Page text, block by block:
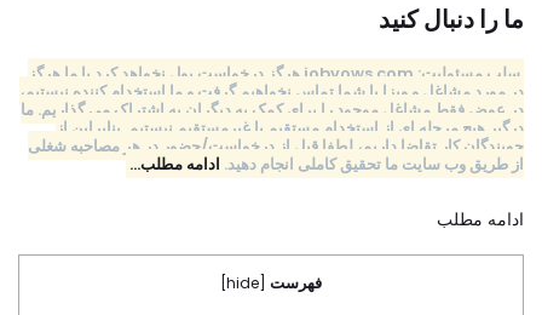
ما را دنبال کنید
سلب مسئولیت: jobvows.com هرگز درخواست پول نخواهد کرد یا ما هرگز
در مورد مشاغل و ویزا با شما تماس نخواهیم گرفت و ما استخدام کننده نیستیم،
در عوض فقط مشاغل موجود را برای کمک به دیگران به اشتراک می گذاریم. ما
درگیر هیچ مرحله ای از استخدام مستقیم یا غیرمستقیم نیستیم. بنابراین از
جویندگان کار تقاضا داریم، لطفا قبل از درخواست/حضور در هر مصاحبه شغلی
از طریق وب سایت ما تحقیق کاملی انجام دهید. ادامه مطلب…
ادامه مطلب
فهرست hide